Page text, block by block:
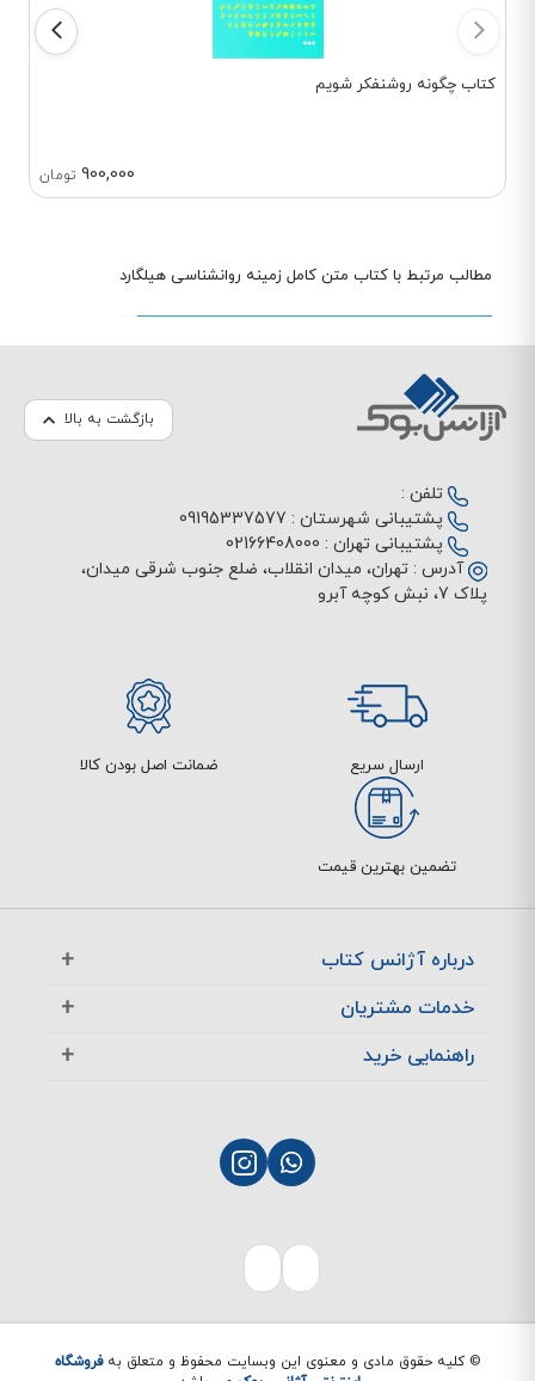
کتاب چگونه روشنفکر شویم
900,000 تومان
مطالب مرتبط با کتاب متن کامل زمینه روانشناسی هیلگارد
بازگشت به بالا
تلفن :
پشتیبانی شهرستان : 09195337577
پشتیبانی تهران : 02166408000
آدرس : تهران، میدان انقلاب، ضلع جنوب شرقی میدان،
پلاک 7، نبش کوچه آبرو
ارسال سریع ضمانت اصل بودن کالا
تضمین بهترین قیمت
درباره آژانس کتاب
آژانس بوک در یک نگاه
سوالات متداول
خدمات مشتریان
راهنمایی خرید
© کلیه حقوق مادی و معنوی این وبسایت محفوظ و متعلق بهفروشگاه